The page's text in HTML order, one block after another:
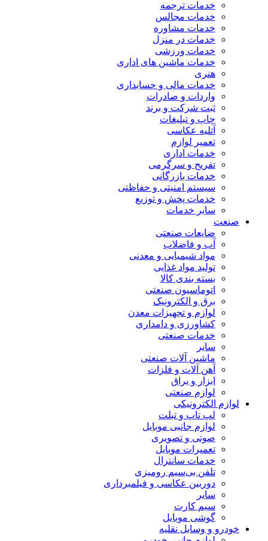
خدمات ترجمه
خدمات مجالس
خدمات مشاوره
خدمات در منزل
خدمات ورزشی
خدمات ماشین های اداری
هنری
خدمات مالی و حسابداری
واردات و صادرات
ثبت شرکت و برند
چاپ و تبلیغات
آتلیه عکاسی
تعمیر لوازم
خدمات اداری
تفریح و سرگرمی
خدمات بازرگانی
سیستم امنیتی و حفاظتی
خدمات پخش و توزیع
سایر خدمات
صنعت
ضایعات صنعتی
آب و فاضلاب
مواد شیمیایی و معدنی
تولید مواد غذایی
بسته بندی کالا
اتوماسیون صنعتی
برق و الکترونیک
لوازم و تجهیزات معدن
کشاورزی و دامداری
خدمات صنعتی
سایر
ماشین آلات صنعتی
آهن آلات و فلزات
ابزار و یراق
لوازم صنعتی
لوازم الکترونیکی
لپ تاپ و تبلت
لوازم جانبی موبایل
صوتی و تصویری
تعمیرات موبایل
خدمات سانترال
تلفن بی‌سیم رومیزی
دوربین عکاسی و فیلمبرداری
سایر
سیم کارت
گوشی موبایل
خودرو و وسایل نقلیه